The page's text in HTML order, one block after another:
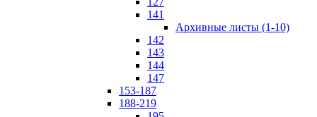
141
Архивные листы (1-10)
142
143
144
147
153-187
188-219